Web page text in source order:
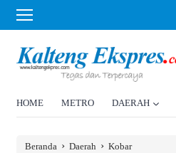
HOME METRO DAERAH
Beranda › Daerah › Kobar